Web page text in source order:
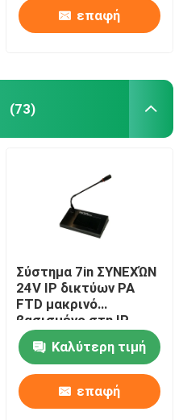
επαφή
(73)
Σύστημα 7in ΣΥΝΕΧΏΝ
24V IP δικτύων PA
FTD μακρινό
βασισμένο στη IP
μικρόφωνο οθόνης
αφής LCDΚαλύτερη τιμή
επαφή